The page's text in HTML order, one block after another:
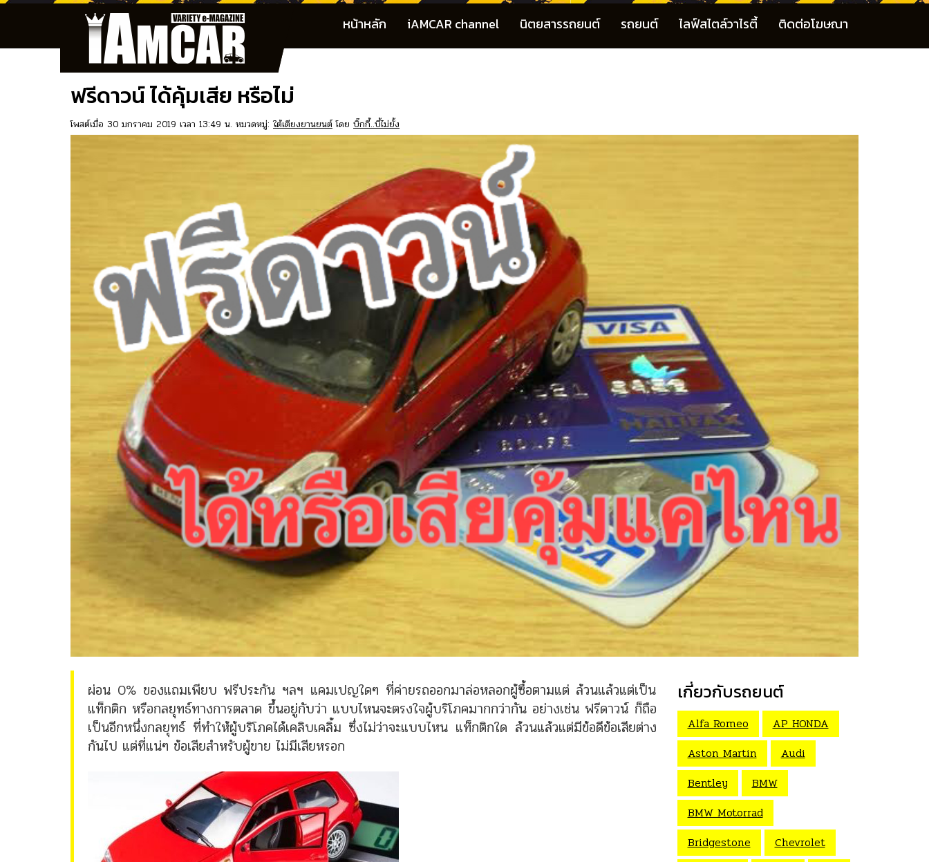
หน้าหลัก iAMCAR channel นิตยสารรถยนต์ รถยนต์ ไลฟ์สไตล์วาไรตี้ ติดต่อโฆษณา
ฟรีดาวน์ ได้คุ้มเสีย หรือไม่
โพสต์เมื่อ 30 มกราคม 2019 เวลา 13:49 น. หมวดหมู่: ใต้เตียงยานยนต์โดย บิ๊กกี้..บี้ไม่ยั้ง
ผ่อน 0% ของแถมเพียบ ฟรีประกัน ฯลฯ แคมเปญใดๆ ที่ค่ายรถออกมาล่อหลอกผู้ซื้อตามแต่ ล้วนแล้วแต่เป็น
แท็กติก หรือกลยุทธ์ทางการตลาด ขึ้นอยู่กับว่า แบบไหนจะตรงใจผู้บริโภคมากกว่ากัน อย่างเช่น ฟรีดาวน์ ก็ถือ
เป็นอีกหนึ่งกลยุทธ์ ที่ทำให้ผู้บริโภคได้เคลิบเคลิ้ม ซึ่งไม่ว่าจะแบบไหน แท็กติกใด ล้วนแล้วแต่มีข้อดีข้อเสียต่าง
กันไป แต่ที่แน่ๆ ข้อเสียสำหรับผู้ขาย ไม่มีเสียหรอก
เกี่ยวกับรถยนต์
Alfa Romeo
AP HONDA
Aston Martin
Audi
Bentley
BMW
BMW Motorrad
Bridgestone
Chevrolet